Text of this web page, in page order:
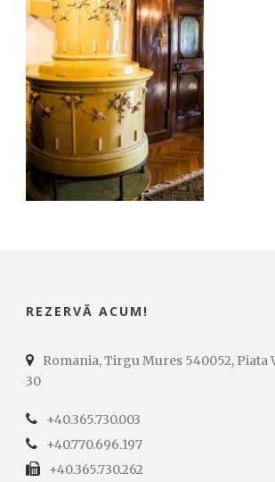
REZERVĂ ACUM!
Romania, Tirgu Mures 540052, Piata
30
+40.365.730.003
+40.770.696.197
+40.365.730.262